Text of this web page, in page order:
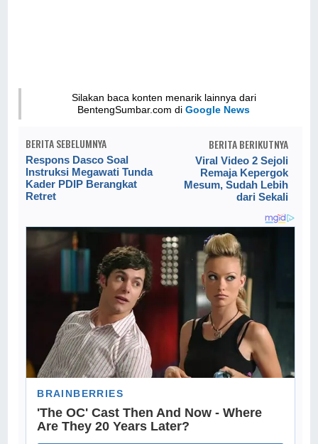
Silakan baca konten menarik lainnya dari
BentengSumbar.com diGoogle News
BERITA SEBELUMNYA
Respons Dasco Soal
Instruksi Megawati Tunda
Kader PDIP Berangkat
Retret
BERITA BERIKUTNYA
Viral Video 2 Sejoli
Remaja Kepergok
Mesum, Sudah Lebih
dari Sekali